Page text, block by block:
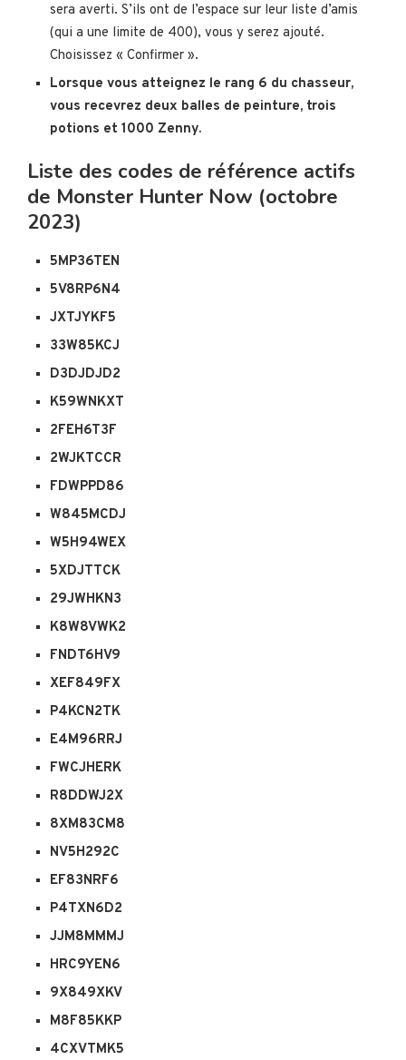
sera averti. S’ils ont de l’espace sur leur liste d’amis
(qui a une limite de 400), vous y serez ajouté.
Choisissez « Confirmer ».
Lorsque vous atteignez le rang 6 du chasseur,
vous recevrez deux balles de peinture, trois
potions et 1000 Zenny.
Liste des codes de référence actifs
de Monster Hunter Now (octobre
2023)
5MP36TEN
5V8RP6N4
JXTJYKF5
33W85KCJ
D3DJDJD2
K59WNKXT
2FEH6T3F
2WJKTCCR
FDWPPD86
W845MCDJ
W5H94WEX
5XDJTTCK
29JWHKN3
K8W8VWK2
FNDT6HV9
XEF849FX
P4KCN2TK
E4M96RRJ
FWCJHERK
R8DDWJ2X
8XM83CM8
NV5H292C
EF83NRF6
P4TXN6D2
JJM8MMMJ
HRC9YEN6
9X849XKV
M8F85KKP
4CXVTMK5